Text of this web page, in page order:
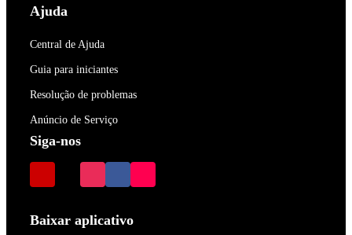
Ajuda
Central de Ajuda
Guia para iniciantes
Resolução de problemas
Anúncio de Serviço
Siga-nos
Baixar aplicativo